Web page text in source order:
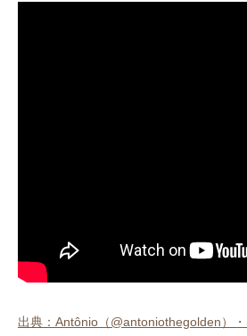
出典：Antônio（@antoniothegolden）